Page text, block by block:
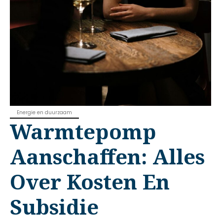
Energie en duurzaam
Warmtepomp
Aanschaffen: Alles
Over Kosten En
Subsidie